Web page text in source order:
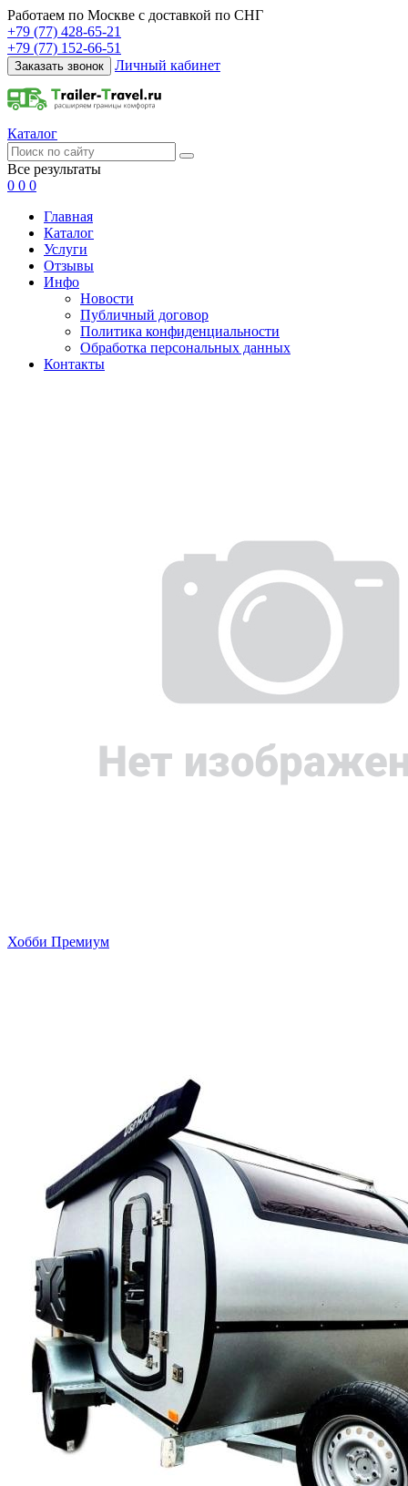
Работаем по Москве с доставкой по СНГ
+79 (77) 428-65-21
+79 (77) 152-66-51
Заказать звонок Личный кабинет
Каталог
Все результаты
0 0 0
Главная
Каталог
Услуги
Отзывы
Инфо
Новости
Публичный договор
Политика конфиденциальности
Обработка персональных данных
Контакты
Хобби Премиум